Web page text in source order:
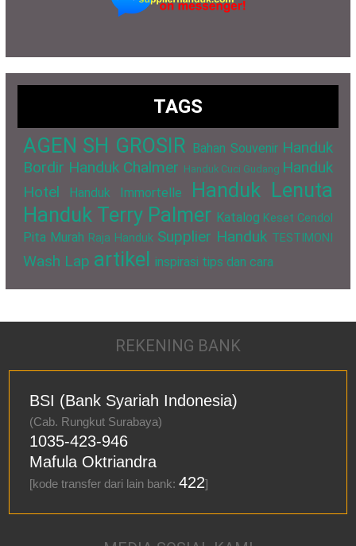
TAGS
AGEN SH GROSIR Bahan Souvenir Handuk
Bordir Handuk Chalmer Handuk Cuci Gudang Handuk
Hotel
Handuk Immortelle
Handuk Lenuta
Handuk Terry Palmer Katalog Keset Cendol
Pita Murah Raja Handuk Supplier Handuk TESTIMONI
Wash Lap artikel inspirasi tips dan cara
REKENING BANK
BSI (Bank Syariah Indonesia)
(Cab. Rungkut Surabaya)
1035-423-946
Mafula Oktriandra
[kode transfer dari lain bank:422]